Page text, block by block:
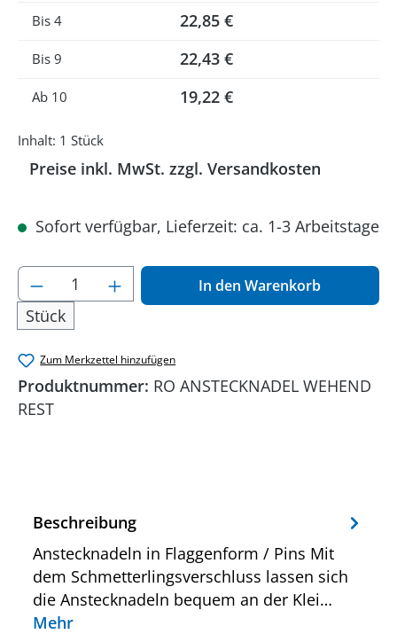
Bis4 22,85 €
Bis9 22,43 €
Ab 10 19,22 €
Inhalt: 1 Stück
Preise inkl. MwSt. zzgl. Versandkosten
Sofort verfügbar, Lieferzeit: ca. 1-3 Arbeitstage
Produkt Anzahl: Gib den gewünschten
Stück
In den Warenkorb
Zum Merkzettel hinzufügen
Produktnummer: RO ANSTECKNADEL WEHEND
REST
Beschreibung
Anstecknadeln in Flaggenform / Pins Mit
dem Schmetterlingsverschluss lassen sich
die Anstecknadeln bequem an der Klei…
Mehr